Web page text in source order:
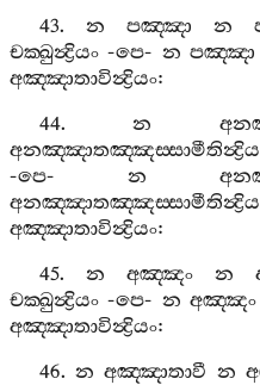
43. න පඤ‍්ඤා න
චක‍්ඛුන්‍ද්‍රියං -පෙ- න පඤ‍්ඤා
අඤ‍්ඤාතාවින්‍ද්‍රියං:
44.න
-පෙ- න
අඤ‍්ඤාතාවින්‍ද්‍රියං:
45. න අඤ‍්ඤං න
චක‍්ඛුන්‍ද්‍රියං -පෙ- න අඤ‍්ඤං
අඤ‍්ඤාතාවින්‍ද්‍රියං:
46. න අඤ‍්ඤාතාවී න